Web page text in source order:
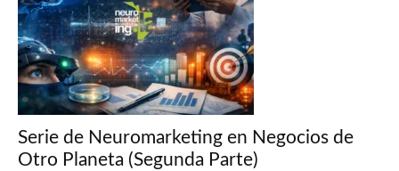
Serie de Neuromarketing en Negocios de
Otro Planeta (Segunda Parte)